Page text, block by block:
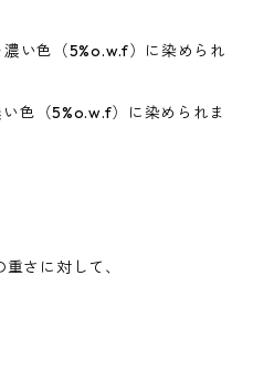
い色（5%o.w.f）に染められ
色（5%o.w.f）に染められま
さに対して、